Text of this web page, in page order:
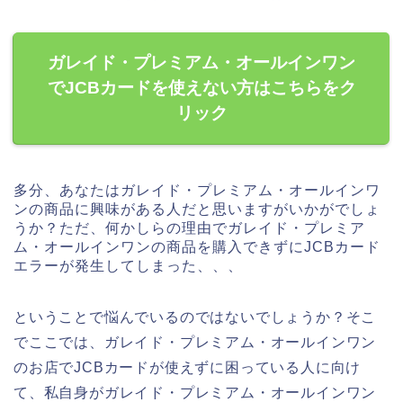
ガレイド・プレミアム・オールインワン
でJCBカードを使えない方はこちらをク
リック
多分、あなたはガレイド・プレミアム・オールインワ
ンの商品に興味がある人だと思いますがいかがでしょ
うか？ただ、何かしらの理由でガレイド・プレミア
ム・オールインワンの商品を購入できずにJCBカード
エラーが発生してしまった、、、
ということで悩んでいるのではないでしょうか？そこ
でここでは、ガレイド・プレミアム・オールインワン
のお店でJCBカードが使えずに困っている人に向け
て、私自身がガレイド・プレミアム・オールインワン